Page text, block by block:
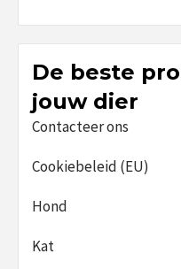
De beste
jouw dier
Contacteer ons
Cookiebeleid (EU)
Hond
Kat